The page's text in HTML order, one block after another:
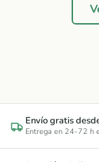
Envío gratis
Entrega en 24-72 h